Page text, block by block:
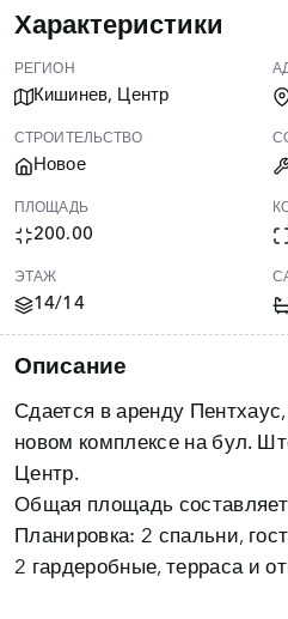
Характеристики
РЕГИОН
Кишинев, Центр
СТРОИТЕЛЬСТВО
Новое
ПЛОЩАДЬ
200.00
ЭТАЖ
14/14
Описание
Сдается в аренду
новом комплексе на бул.
Центр.
Общая площадь составляет
Планировка: 2 спальни,
2 гардеробные, терраса и